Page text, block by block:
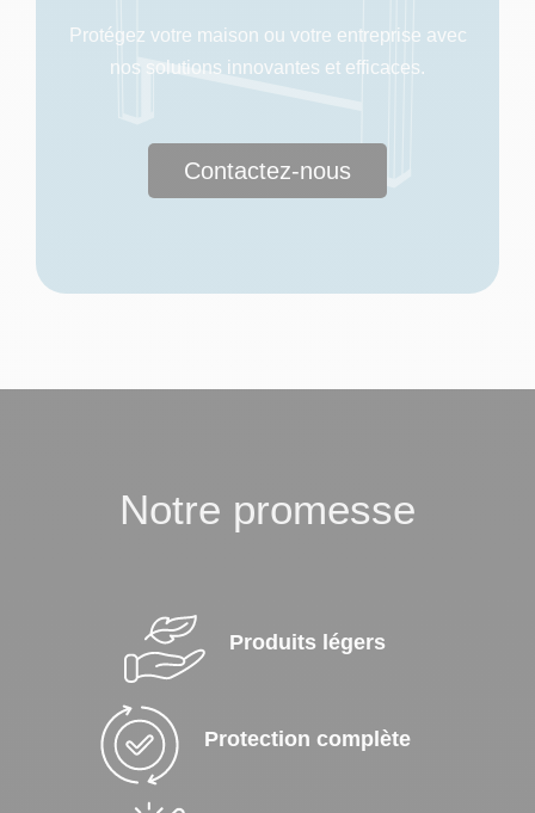
Protégez votre maison ou votre entreprise avec
nos solutions innovantes et efficaces.
Contactez-nous
Notre promesse
Produits légers
Protection complète